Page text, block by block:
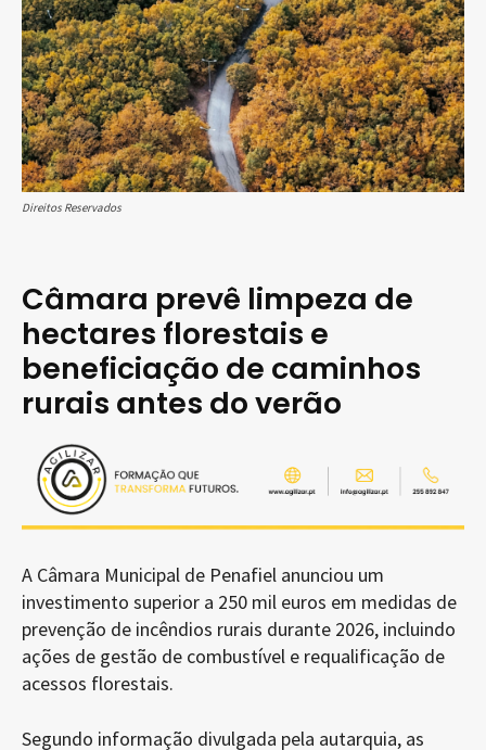
Direitos Reservados
Câmara prevê limpeza de
hectares florestais e
beneficiação de caminhos
rurais antes do verão
A Câmara Municipal de Penafiel anunciou um
investimento superior a 250 mil euros em medidas de
prevenção de incêndios rurais durante 2026, incluindo
ações de gestão de combustível e requalificação de
acessos florestais.
Segundo informação divulgada pela autarquia, as